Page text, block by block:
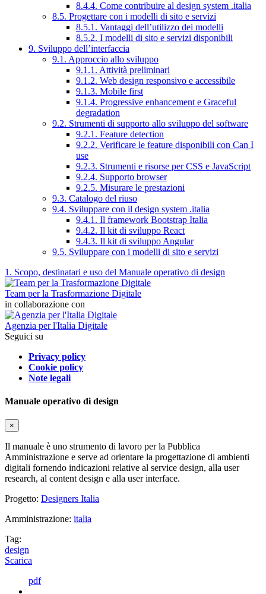
8.4.4. Come contribuire al design system .italia
8.5. Progettare con i modelli di sito e servizi
8.5.1. Vantaggi dell’utilizzo dei modelli
8.5.2. I modelli di sito e servizi disponibili
9. Sviluppo dell’interfaccia
9.1. Approccio allo sviluppo
9.1.1. Attività preliminari
9.1.2. Web design responsivo e accessibile
9.1.3. Mobile first
9.1.4. Progressive enhancement e Graceful
degradation
9.2. Strumenti di supporto allo sviluppo del software
9.2.1. Feature detection
9.2.2. Verificare le feature disponibili con Can I
use
9.2.3. Strumenti e risorse per CSS e JavaScript
9.2.4. Supporto browser
9.2.5. Misurare le prestazioni
9.3. Catalogo del riuso
9.4. Sviluppare con il design system .italia
9.4.1. Il framework Bootstrap Italia
9.4.2. Il kit di sviluppo React
9.4.3. Il kit di sviluppo Angular
9.5. Sviluppare con i modelli di sito e servizi
1. Scopo, destinatari e uso del Manuale operativo di design
Team per la Trasformazione Digitale
in collaborazione con
Agenzia per l'Italia Digitale
Seguici su
Privacy policy
Cookie policy
Note legali
Manuale operativo di design
×
Il manuale è uno strumento di lavoro per la Pubblica
Amministrazione e serve ad orientare la progettazione di ambienti
digitali fornendo indicazioni relative al service design, alla user
research, al content design e alla user interface.
Progetto: Designers Italia
Amministrazione: italia
Tag:
design
Scarica
pdf